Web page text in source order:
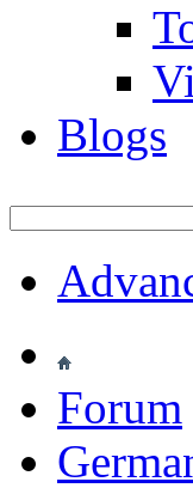
Blogs
Forum